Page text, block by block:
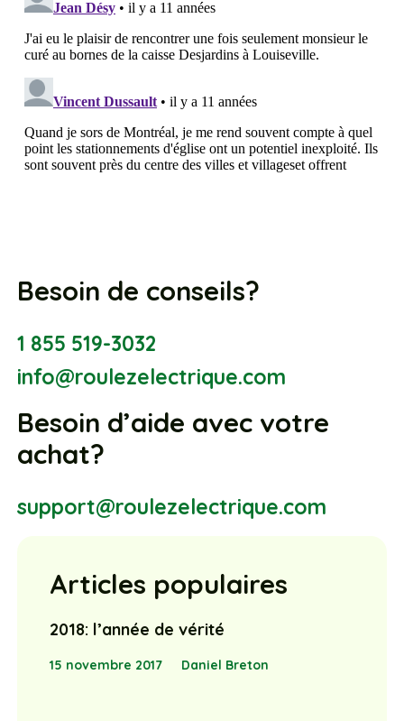
Besoin de conseils?
1 855 519-3032
info@roulezelectrique.com
Besoin d’aide avec votre
achat?
support@roulezelectrique.com
Articles populaires
2018: l’année de vérité
15 novembre 2017 Daniel Breton